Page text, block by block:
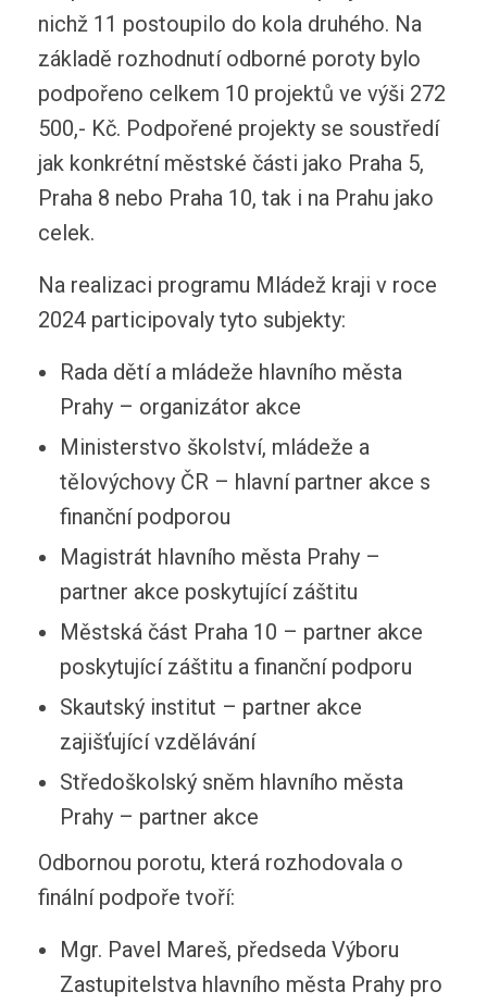
nichž 11 postoupilo do kola druhého. Na
základě rozhodnutí odborné poroty bylo
podpořeno celkem 10 projektů ve výši 272
500,- Kč. Podpořené projekty se soustředí
jak konkrétní městské části jako Praha 5,
Praha 8 nebo Praha 10, tak i na Prahu jako
celek.
Na realizaci programu Mládež kraji v roce
2024 participovaly tyto subjekty:
Rada dětí a mládeže hlavního města
Prahy – organizátor akce
Ministerstvo školství, mládeže a
tělovýchovy ČR – hlavní partner akce s
finanční podporou
Magistrát hlavního města Prahy –
partner akce poskytující záštitu
Městská část Praha 10 – partner akce
poskytující záštitu a finanční podporu
Skautský institut – partner akce
zajišťující vzdělávání
Středoškolský sněm hlavního města
Prahy – partner akce
Odbornou porotu, která rozhodovala o
finální podpoře tvoří:
Mgr. Pavel Mareš, předseda Výboru
Zastupitelstva hlavního města Prahy pro